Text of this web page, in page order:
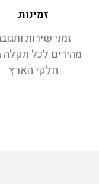
זמינות
זמני שירות
מהירים לכל תקלה
חלקי הארץ